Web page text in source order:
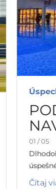
01 / 05
Čítaj